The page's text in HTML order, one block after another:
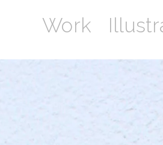
Work